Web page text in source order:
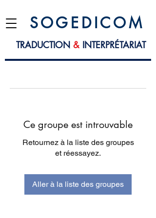
S O G E D I C O M
TRADUCTION &INTERPRÉTARIAT
Ce groupe est introuvable
Retournez à la liste des groupes
et réessayez.
Aller à la liste des groupes